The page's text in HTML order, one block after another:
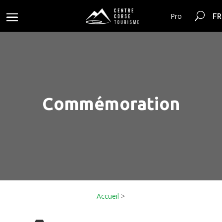
Pro
Commémoration
Accueil >